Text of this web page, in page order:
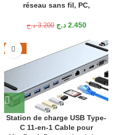
réseau sans fil, PC,
3.200 د.ج 2.450 د.ج
-22%
Station de charge USB Type-
C 11-en-1 Cable pour